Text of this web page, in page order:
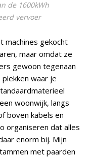
de 1600kWh
vervoer
machines gekocht
maar omdat ze
gewoon tegenaan
waar je
woonwijk, langs
boven kabels en
organiseren dat alles
enorm bij. Mijn
met paarden